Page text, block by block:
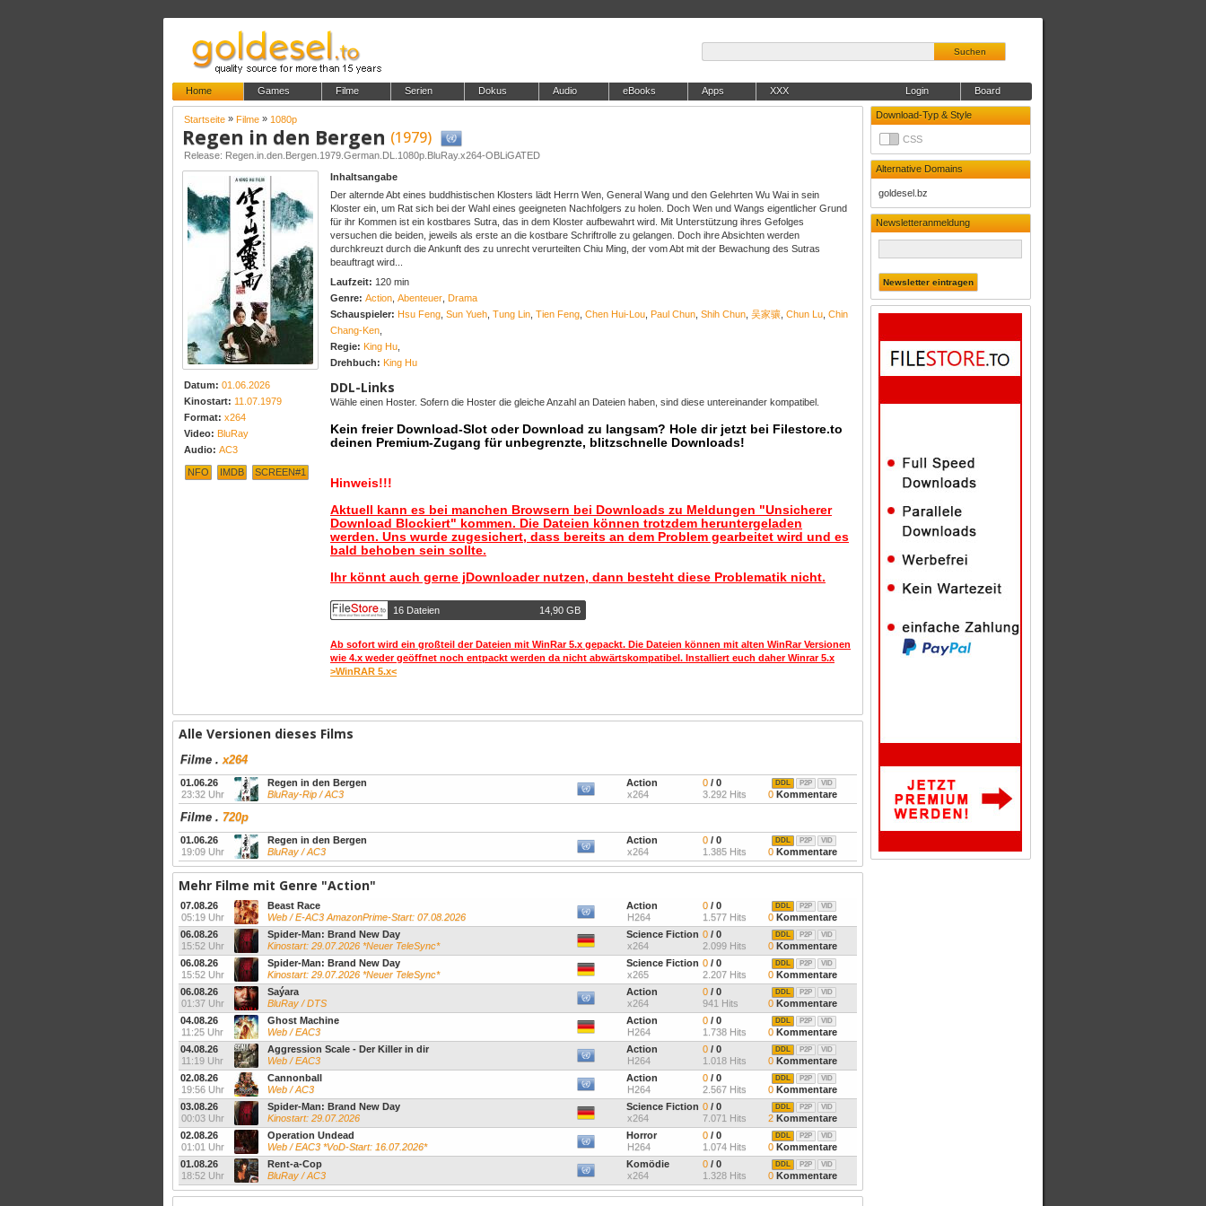
Suchen
Home Games Filme Serien Dokus Audio eBooks Apps XXX Board
Login
Download-Typ & Style
CSS
Alternative Domains
goldesel.bz
Newsletteranmeldung
Startseite » Filme » 1080p
Regen in den Bergen (1979)
Release: Regen.in.den.Bergen.1979.German.DL.1080p.BluRay.x264-OBLiGATED
Datum: 01.06.2026
Kinostart: 11.07.1979
Format: x264
Video: BluRay
Audio: AC3
NFO IMDB SCREEN#1
Inhaltsangabe
Der alternde Abt eines buddhistischen Klosters lädt Herrn Wen, General Wang und den Gelehrten Wu Wai in sein
Kloster ein, um Rat sich bei der Wahl eines geeigneten Nachfolgers zu holen. Doch Wen und Wangs eigentlicher Grund
für ihr Kommen ist ein kostbares Sutra, das in dem Kloster aufbewahrt wird. Mit Unterstützung ihres Gefolges
versuchen die beiden, jeweils als erste an die kostbare Schriftrolle zu gelangen. Doch ihre Absichten werden
durchkreuzt durch die Ankunft des zu unrecht verurteilten Chiu Ming, der vom Abt mit der Bewachung des Sutras
beauftragt wird...
Laufzeit: 120 min
Genre: Action Abenteuer Drama
Schauspieler: Hsu Feng Sun Yueh Tung Lin Tien Feng Chen Hui-Lou Paul Chun Shih Chun 吴家骧 Chun Lu Chin
Chang-Ken
Regie: King Hu
Drehbuch: King Hu
DDL-Links
Wähle einen Hoster. Sofern die Hoster die gleiche Anzahl an Dateien haben, sind diese untereinander kompatibel.
Kein freier Download-Slot oder Download zu langsam? Hole dir jetzt bei Filestore.to
deinen Premium-Zugang für unbegrenzte, blitzschnelle Downloads!
Hinweis!!!
Aktuell kann es bei manchen Browsern bei Downloads zu Meldungen "Unsicherer
Download Blockiert" kommen. Die Dateien können trotzdem heruntergeladen
werden. Uns wurde zugesichert, dass bereits an dem Problem gearbeitet wird und es
bald behoben sein sollte.
Ihr könnt auch gerne jDownloader nutzen, dann besteht diese Problematik nicht.
16 Dateien 14,90 GB
Ab sofort wird ein großteil der Dateien mit WinRar 5.x gepackt. Die Dateien können mit alten WinRar Versionen
wie 4.x weder geöffnet noch entpackt werden da nicht abwärtskompatibel. Installiert euch daher Winrar 5.x
>WinRAR 5.x<
Alle Versionen dieses Films
Filme .x264
01.06.26
23:32 Uhr
Regen in den Bergen
BluRay-Rip / AC3
Action
x264
0 / 0
3.292 Hits
VID
P2P
DDL
0 Kommentare
Filme . 720p
01.06.26
19:09 Uhr
Regen in den Bergen
BluRay / AC3
Action
x264
0 / 0
1.385 Hits
VID
P2P
DDL
0 Kommentare
Mehr Filme mit Genre "Action"
07.08.26
05:19 Uhr
Beast Race
Web / E-AC3 AmazonPrime-Start: 07.08.2026
Action
H264
0 / 0
1.577 Hits
VID
P2P
DDL
0 Kommentare
06.08.26
15:52 Uhr
Spider-Man: Brand New Day
Kinostart: 29.07.2026 *Neuer TeleSync*
Science Fiction
x264
0 / 0
2.099 Hits
VID
P2P
DDL
0 Kommentare
06.08.26
15:52 Uhr
Spider-Man: Brand New Day
Kinostart: 29.07.2026 *Neuer TeleSync*
Science Fiction
x265
0 / 0
2.207 Hits
VID
P2P
DDL
0 Kommentare
06.08.26
01:37 Uhr
Saýara
BluRay / DTS
Action
x264
0 / 0
941 Hits
VID
P2P
DDL
0 Kommentare
04.08.26
11:25 Uhr
Ghost Machine
Web / EAC3
Action
H264
0 / 0
1.738 Hits
VID
P2P
DDL
0 Kommentare
04.08.26
11:19 Uhr
Aggression Scale - Der Killer in dir
Web / EAC3
Action
H264
0 / 0
1.018 Hits
VID
P2P
DDL
0 Kommentare
02.08.26
19:56 Uhr
Cannonball
Web / AC3
Action
H264
0 / 0
2.567 Hits
VID
P2P
DDL
0 Kommentare
03.08.26
00:03 Uhr
Spider-Man: Brand New Day
Kinostart: 29.07.2026
Science Fiction
x264
0 / 0
7.071 Hits
VID
P2P
DDL
2 Kommentare
02.08.26
01:01 Uhr
Operation Undead
Web / EAC3 *VoD-Start: 16.07.2026*
Horror
H264
0 / 0
1.074 Hits
VID
P2P
DDL
0 Kommentare
01.08.26
18:52 Uhr
Rent-a-Cop
BluRay / AC3
Komödie
x264
0 / 0
1.328 Hits
VID
P2P
DDL
0 Kommentare